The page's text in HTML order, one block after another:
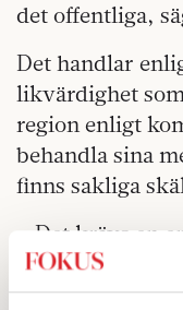
det offentliga,
Det handlar
likvärdighet
region enligt
behandla sina
finns sakliga
– Det krävs en
likvärdigheten
omsorg, och